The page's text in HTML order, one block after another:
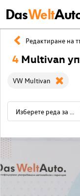
DasWelt
Редактиране на
4 Multivan
VW Multivan